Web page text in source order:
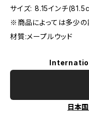
サイズ: 8.15インチ
※商品によっては多少の
材質:メープルウッド
日本